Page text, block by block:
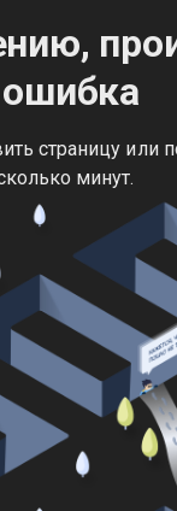
ошибка
страницу или
минут.